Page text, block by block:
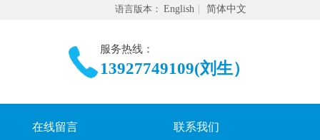
English 简体中文
语言版本：
服务热线：
13927749109(刘生）
在线留言 联系我们